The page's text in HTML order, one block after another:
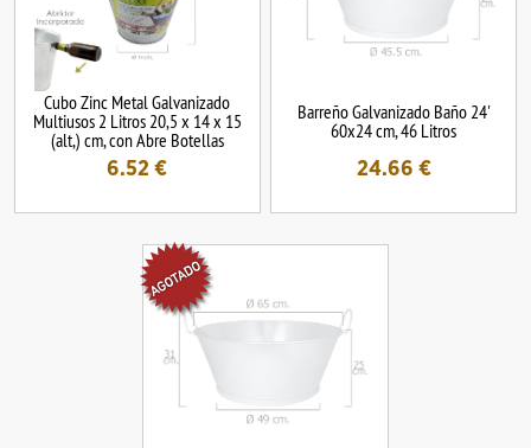
Cubo Zinc Metal Galvanizado
Multiusos 2 Litros 20,5 x 14 x 15
(alt,) cm, con Abre Botellas
6.52 €
Barreño Galvanizado Baño 24'
60x24 cm, 46 Litros
24.66 €